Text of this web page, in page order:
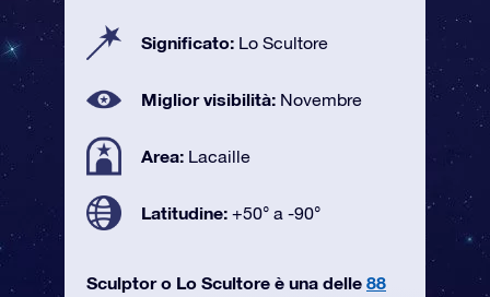
Significato: Lo Scultore
Miglior visibilità: Novembre
Area: Lacaille
Latitudine: +50° a -90°
Sculptor o Lo Scultore è una delle 88